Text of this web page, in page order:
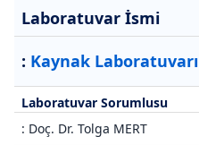
Laboratuvar İsmi
: Kaynak Laboratuvarı
Laboratuvar Sorumlusu
: Doç. Dr. Tolga MERT